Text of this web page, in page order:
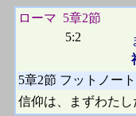
ローマ 5章2節
5:2
5章2節 フットノー
信仰は、まずわた